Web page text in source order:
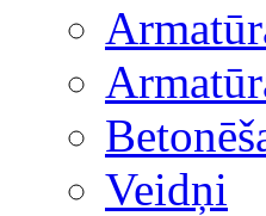
Veidņi